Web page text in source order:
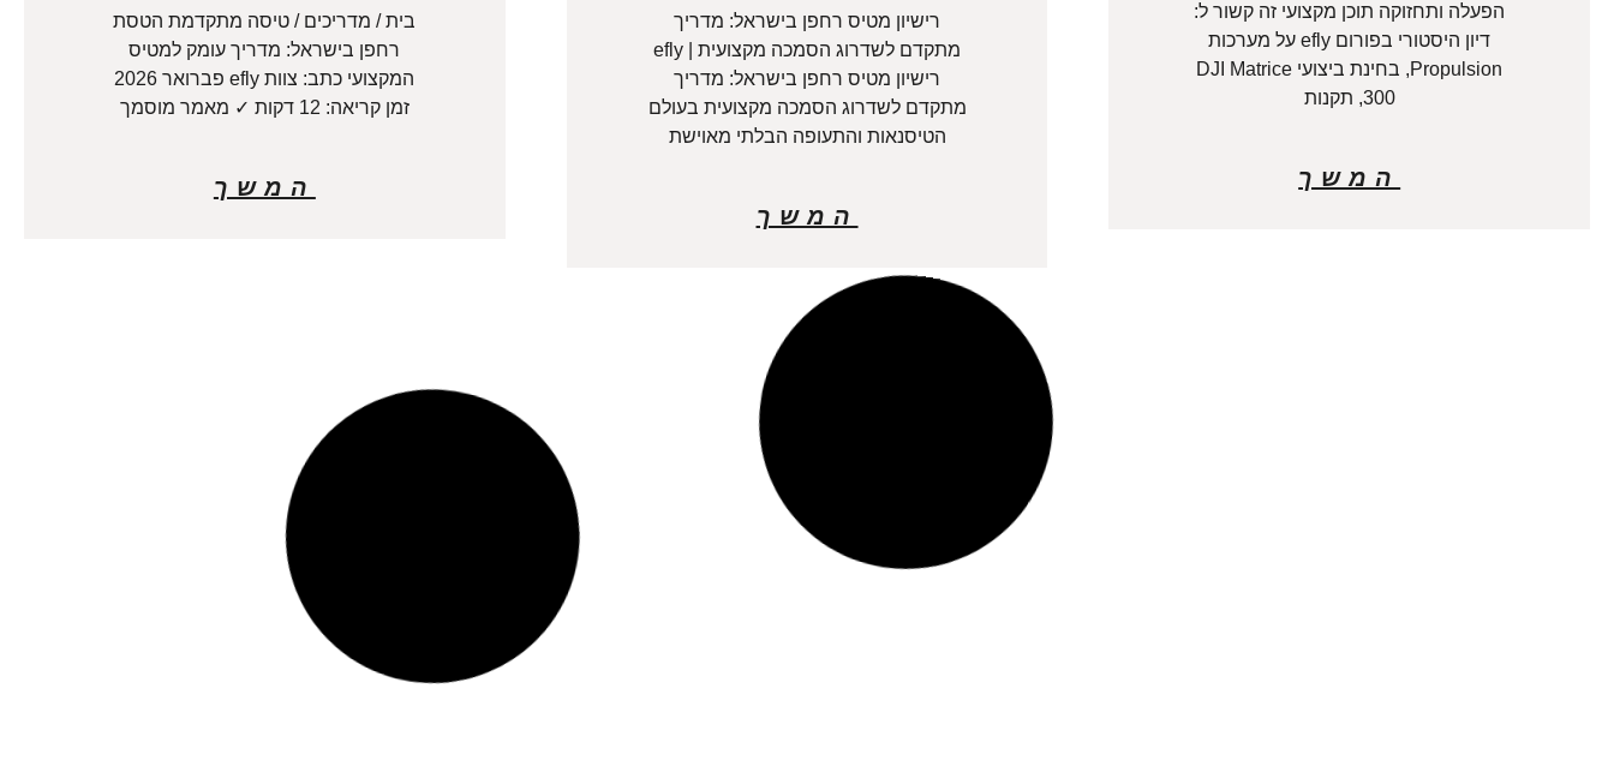
הפעלה ותחזוקה תוכן מקצועי זה קשור ל:
דיון היסטורי בפורום efly על מערכות
Propulsion, בחינת ביצועי DJI Matrice
300, תקנות
המשך
רישיון מטיס רחפן בישראל: מדריך
מתקדם לשדרוג הסמכה מקצועית | efly
רישיון מטיס רחפן בישראל: מדריך
מתקדם לשדרוג הסמכה מקצועית בעולם
הטיסנאות והתעופה הבלתי מאוישת
המשך
בית / מדריכים / טיסה מתקדמת הטסת
רחפן בישראל: מדריך עומק למטיס
המקצועי כתב: צוות efly פברואר 2026
זמן קריאה: 12 דקות ✓ מאמר מוסמך
המשך